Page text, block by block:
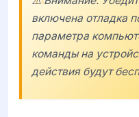
включена отладка
параметра
команды на
действия будут